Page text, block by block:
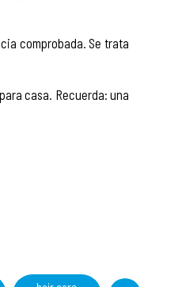
comprobada. Se trata
casa. Recuerda: una